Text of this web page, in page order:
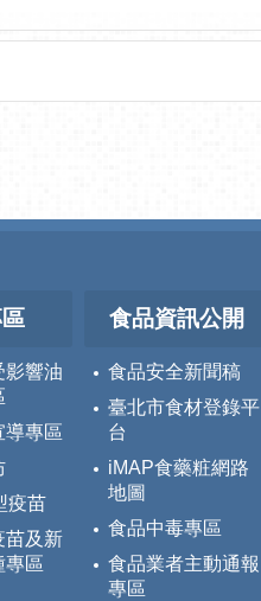
影響油
導專區
疫苗
苗及新
專區
食品資訊公開
食品安全新聞稿
臺北市食材登錄平
台
iMAP食藥粧網路
地圖
食品中毒專區
食品業者主動通報
專區